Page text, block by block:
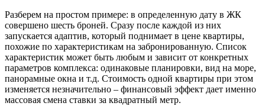
Разберем на простом примере: в определенную дату в ЖК
совершено шесть броней. Сразу после каждой из них
запускается адаптив, который поднимает в цене квартиры,
похожие по характеристикам на забронированную. Список
характеристик может быть любым и зависит от конкретных
параметров комплекса: одинаковые планировки, вид на море,
панорамные окна и т.д. Стоимость одной квартиры при этом
изменяется незначительно – финансовый эффект дает именно
массовая смена ставки за квадратный метр.